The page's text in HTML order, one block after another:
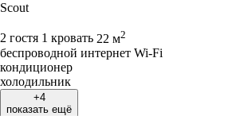
Scout
2 гостя 1 кровать 22 м2
беспроводной интернет Wi-Fi
кондиционер
холодильник
+4
показать ещё